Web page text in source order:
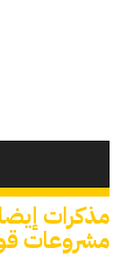
مذكرات
مشروعات